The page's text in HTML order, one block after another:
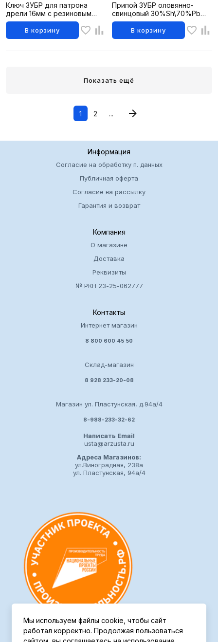
Ключ ЗУБР для патрона
дрели 16мм с резиновым
покрытием
В корзину
Припой ЗУБР оловянно-
свинцовый 30%Sh\70%Pb
100гр
В корзину
Показать ещё
1 2 ...
Информация
Согласие на обработку п. данных
Публичная оферта
Согласие на рассылку
Гарантия и возврат
Компания
О магазине
Доставка
Реквизиты
№ РКН 23-25-062777
Контакты
Интернет магазин
8 800 600 45 50
Склад-магазин
8 928 233-20-08
Магазин ул. Пластунская, д.94а/4
8-988-233-32-62
Написать Email
usta@arzusta.ru
Адреса Магазинов:
ул.Виноградная, 238а
ул. Пластунская, 94а/4
Мы используем файлы cookie, чтобы сайт
работал корректно. Продолжая пользоваться